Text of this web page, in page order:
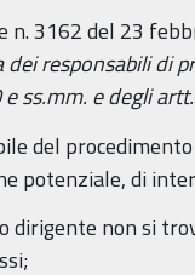
n. 3162 del 23
responsabili di
ss.mm. e degli
del
potenziale, di
non si